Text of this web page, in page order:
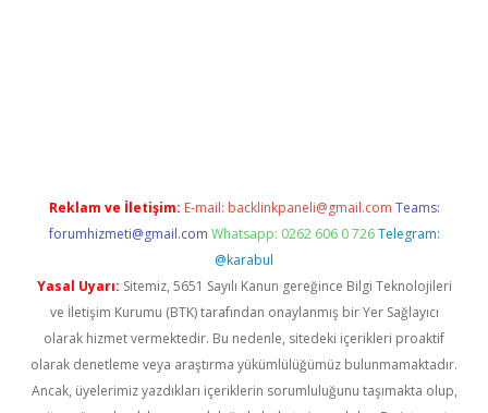
Reklam ve İletişim: E-mail: backlinkpaneli@gmail.com Teams:
forumhizmeti@gmail.com Whatsapp: 0262 606 0 726 Telegram:
@karabul
Yasal Uyarı: Sitemiz, 5651 Sayılı Kanun gereğince Bilgi Teknolojileri
ve İletişim Kurumu (BTK) tarafından onaylanmış bir Yer Sağlayıcı
olarak hizmet vermektedir. Bu nedenle, sitedeki içerikleri proaktif
olarak denetleme veya araştırma yükümlülüğümüz bulunmamaktadır.
Ancak, üyelerimiz yazdıkları içeriklerin sorumluluğunu taşımakta olup,